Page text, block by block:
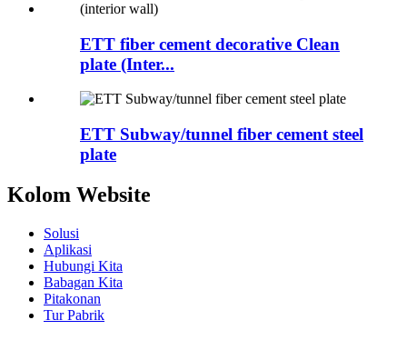
ETT fiber cement decorative Clean
plate (Inter...
ETT Subway/tunnel fiber cement steel
plate
Kolom Website
Solusi
Aplikasi
Hubungi Kita
Babagan Kita
Pitakonan
Tur Pabrik